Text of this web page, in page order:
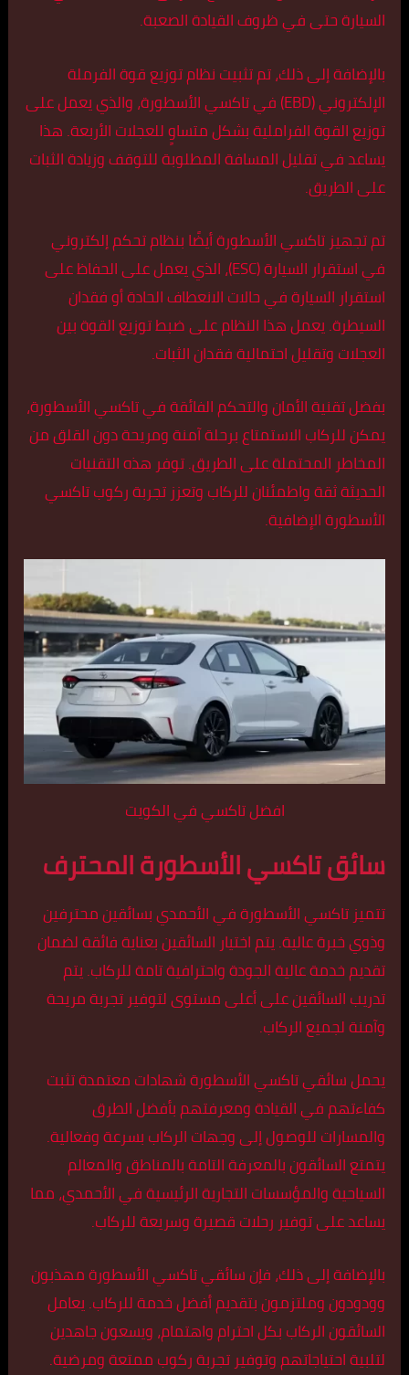
السيارة حتى في ظروف القيادة الصعبة.
بالإضافة إلى ذلك، تم تثبيت نظام توزيع قوة الفرملة
الإلكتروني (EBD) في تاكسي الأسطورة، والذي يعمل على
توزيع القوة الفراملية بشكل متساوٍ للعجلات الأربعة. هذا
يساعد في تقليل المسافة المطلوبة للتوقف وزيادة الثبات
على الطريق.
تم تجهيز تاكسي الأسطورة أيضًا بنظام تحكم إلكتروني
في استقرار السيارة (ESC)، الذي يعمل على الحفاظ على
استقرار السيارة في حالات الانعطاف الحادة أو فقدان
السيطرة. يعمل هذا النظام على ضبط توزيع القوة بين
العجلات وتقليل احتمالية فقدان الثبات.
بفضل تقنية الأمان والتحكم الفائقة في تاكسي الأسطورة،
يمكن للركاب الاستمتاع برحلة آمنة ومريحة دون القلق من
المخاطر المحتملة على الطريق. توفر هذه التقنيات
الحديثة ثقة واطمئنان للركاب وتعزز تجربة ركوب تاكسي
الأسطورة الإضافية.
افضل تاكسي في الكويت
سائق تاكسي الأسطورة المحترف
تتميز تاكسي الأسطورة في الأحمدي بسائقين محترفين
وذوي خبرة عالية. يتم اختيار السائقين بعناية فائقة لضمان
تقديم خدمة عالية الجودة واحترافية تامة للركاب. يتم
تدريب السائقين على أعلى مستوى لتوفير تجربة مريحة
وآمنة لجميع الركاب.
يحمل سائقي تاكسي الأسطورة شهادات معتمدة تثبت
كفاءتهم في القيادة ومعرفتهم بأفضل الطرق
والمسارات للوصول إلى وجهات الركاب بسرعة وفعالية.
يتمتع السائقون بالمعرفة التامة بالمناطق والمعالم
السياحية والمؤسسات التجارية الرئيسية في الأحمدي، مما
يساعد على توفير رحلات قصيرة وسريعة للركاب.
بالإضافة إلى ذلك، فإن سائقي تاكسي الأسطورة مهذبون
وودودون وملتزمون بتقديم أفضل خدمة للركاب. يعامل
السائقون الركاب بكل احترام واهتمام، ويسعون جاهدين
لتلبية احتياجاتهم وتوفير تجربة ركوب ممتعة ومرضية.